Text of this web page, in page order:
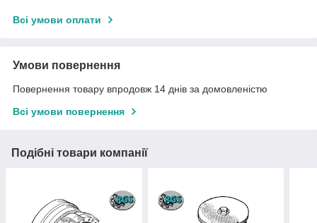
Всі умови оплати
Умови повернення
Повернення товару впродовж 14 днів за домовленістю
Всі умови повернення
Подібні товари компанії